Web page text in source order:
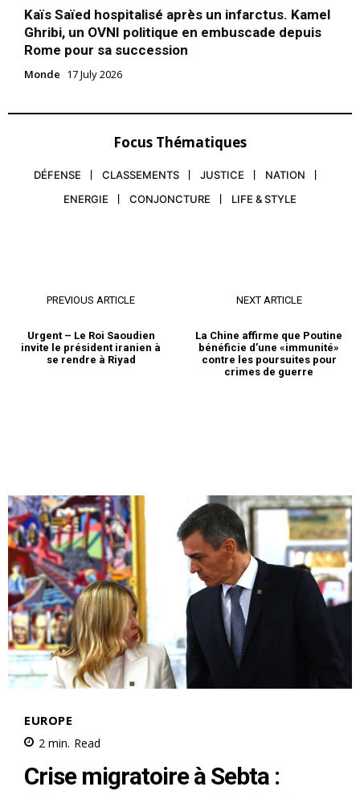
Kaïs Saïed hospitalisé après un infarctus. Kamel
Ghribi, un OVNI politique en embuscade depuis
Rome pour sa succession
Monde 17 July 2026
Focus Thématiques
DÉFENSE CLASSEMENTS JUSTICE
NATION
ENERGIE
CONJONCTURE LIFE & STYLE
PREVIOUS ARTICLE
Urgent – Le Roi Saoudien
invite le président iranien à
se rendre à Riyad
NEXT ARTICLE
La Chine affirme que Poutine
bénéficie d’une «immunité»
contre les poursuites pour
crimes de guerre